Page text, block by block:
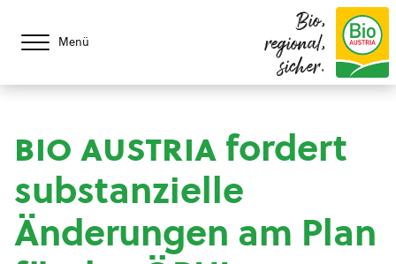
Menü
Bio,
regional,
sicher.
bio austriafordert
substanzielle
Änderungen am Plan